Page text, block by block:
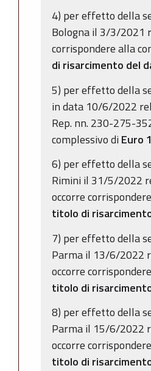
4) per effetto della
Bologna il 3/3/2021
corrispondere alla
di risarcimento del
5) per effetto della
in data 10/6/2022
Rep. nn. 230-275-
complessivo diEuro
6) per effetto della
Rimini il 31/5/2022
occorre
titolo di
7) per effetto della
Parma il 13/6/2022
occorre
titolo di
8) per effetto della
Parma il 15/6/2022
occorre
titolo di